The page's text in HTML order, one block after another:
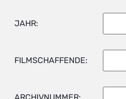
JAHR:
FILMSCHAFFENDE: